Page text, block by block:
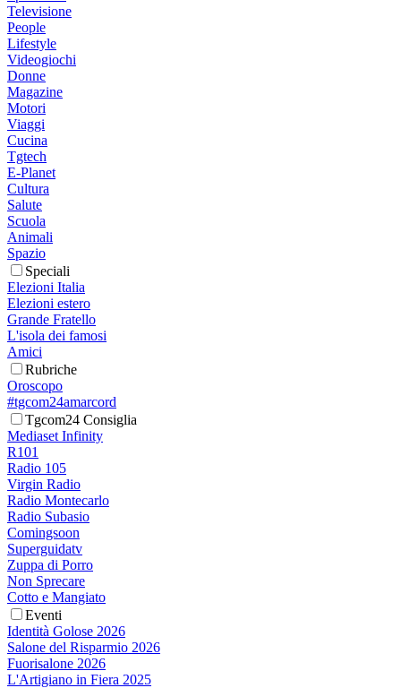
Televisione
People
Lifestyle
Videogiochi
Donne
Magazine
Motori
Viaggi
Cucina
Tgtech
E-Planet
Cultura
Salute
Scuola
Animali
Spazio
Speciali
Elezioni Italia
Elezioni estero
Grande Fratello
L'isola dei famosi
Amici
Rubriche
Oroscopo
#tgcom24amarcord
Tgcom24 Consiglia
Mediaset Infinity
R101
Radio 105
Virgin Radio
Radio Montecarlo
Radio Subasio
Comingsoon
Superguidatv
Zuppa di Porro
Non Sprecare
Cotto e Mangiato
Eventi
Identità Golose 2026
Salone del Risparmio 2026
Fuorisalone 2026
L'Artigiano in Fiera 2025